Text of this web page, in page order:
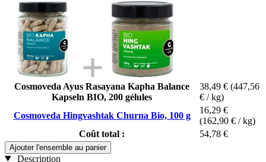
Cosmoveda Ayus Rasayana Kapha Balance
Kapseln BIO, 200 gélules
38,49 € (447,56
€ / kg)
Cosmoveda Hingvashtak Churna Bio, 100 g
16,29 €
(162,90 € / kg)
Coût total :
54,78 €
Ajouter l'ensemble au panier
Description